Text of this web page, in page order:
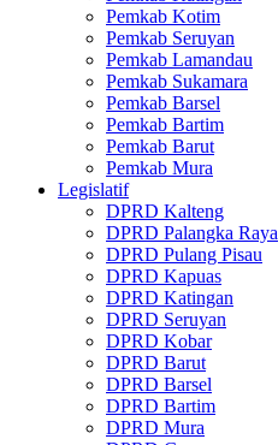
Pemkab Kotim
Pemkab Seruyan
Pemkab Lamandau
Pemkab Sukamara
Pemkab Barsel
Pemkab Bartim
Pemkab Barut
Pemkab Mura
Legislatif
DPRD Kalteng
DPRD Palangka Raya
DPRD Pulang Pisau
DPRD Kapuas
DPRD Katingan
DPRD Seruyan
DPRD Kobar
DPRD Barut
DPRD Barsel
DPRD Bartim
DPRD Mura